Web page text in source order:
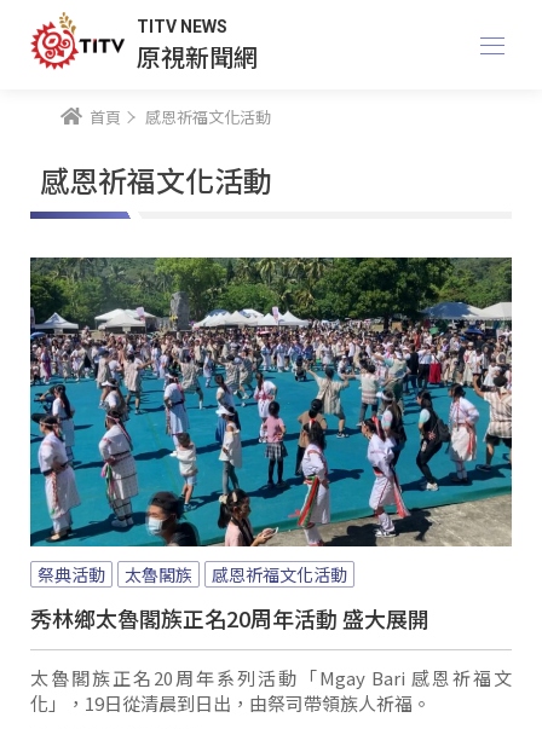
TITV NEWS
原視新聞網
首頁 感恩祈福文化活動
感恩祈福文化活動
祭典活動 太魯閣族 感恩祈福文化活動
秀林鄉太魯閣族正名20周年活動 盛大展開
太魯閣族正名20周年系列活動「Mgay Bari 感恩祈福文
化」，19日從清晨到日出，由祭司帶領族人祈福。